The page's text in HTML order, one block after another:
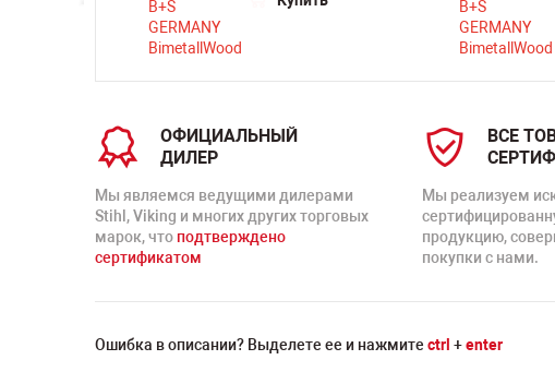
ОФИЦИАЛЬНЫЙ
ДИЛЕР
Мы являемся ведущими дилерами
Stihl, Viking и многих других торговых
марок, что подтверждено
сертификатом
ВСЕ
Мы реализуем
продукцию,
покупки с нами.
Ошибка в описании? Выделете ее и нажмите ctrl +enter